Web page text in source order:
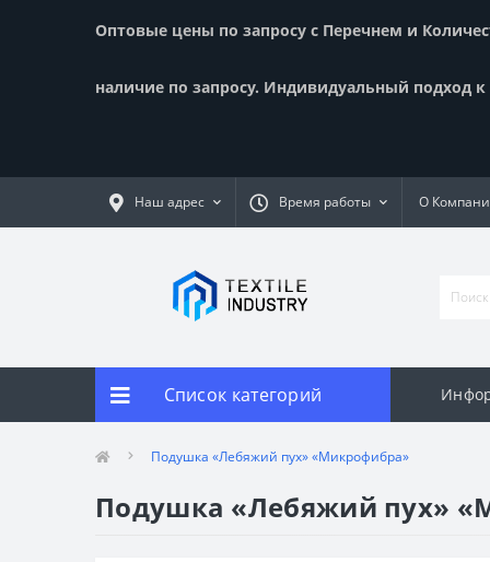
Оптовые цены по запросу с Перечнем и
наличие по запросу. Индивидуальный подход
Наш адрес Время работы О
Список категорий
Подушка «Лебяжий пух» «Микрофибра»
Подушка «Лебяжий пух»